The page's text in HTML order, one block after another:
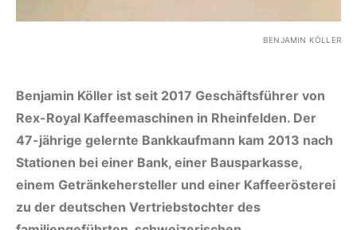
BENJAMIN KÖLLER
Benjamin Köller ist seit 2017 Geschäftsführer von
Rex-Royal Kaffeemaschinen in Rheinfelden. Der
47-jährige gelernte Bankkaufmann kam 2013 nach
Stationen bei einer Bank, einer Bausparkasse,
einem Getränkehersteller und einer Kaffeerösterei
zu der deutschen Vertriebstochter des